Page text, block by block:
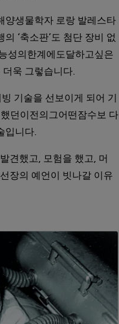
양생물학자 로랑 발레스타
‘축소판’도 첨단 장비 없
성의한계에도달하고싶은
욱 그렇습니다.
기술을 선보이게 되어 기
던이전의그어떤잠수보 다
입니다.
견했고, 모험을 했고, 머
장의 예언이 빗나갈 이유